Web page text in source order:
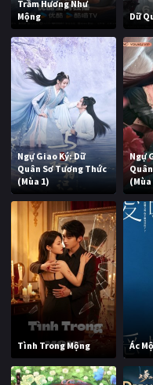
Trầm Hương Như
Mộng
Dữ
Ngự Giao Ký: Dữ
Quân Sơ Tương Thức
(Mùa 1)
Ngự
(Mùa
Tình Trong Mộng Ác